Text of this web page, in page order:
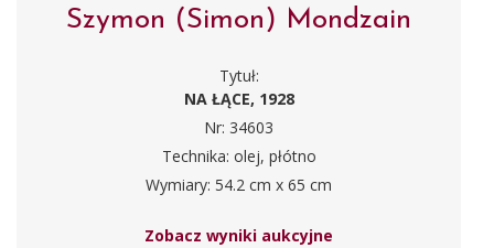
Szymon (Simon) Mondzain
Tytuł:
NA ŁĄCE, 1928
Nr: 34603
Technika: olej, płótno
Wymiary: 54.2 cm x 65 cm
Zobacz wyniki aukcyjne